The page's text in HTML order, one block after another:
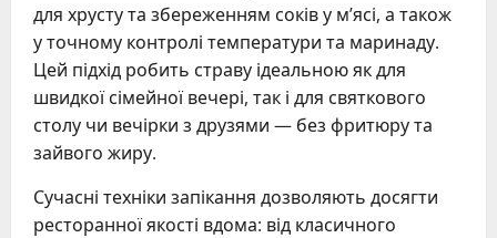
для хрусту та збереженням соків у м’ясі, а також
у точному контролі температури та маринаду.
Цей підхід робить страву ідеальною як для
швидкої сімейної вечері, так і для святкового
столу чи вечірки з друзями — без фритюру та
зайвого жиру.
Сучасні техніки запікання дозволяють досягти
ресторанної якості вдома: від класичного